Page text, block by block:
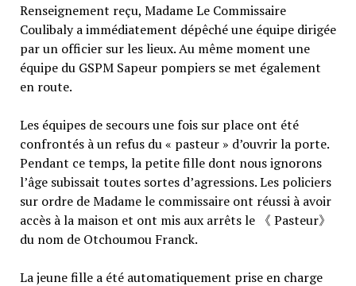
Renseignement reçu, Madame Le Commissaire
Coulibaly a immédiatement dépêché une équipe dirigée
par un officier sur les lieux. Au même moment une
équipe du GSPM Sapeur pompiers se met également
en route.
Les équipes de secours une fois sur place ont été
confrontés à un refus du « pasteur » d’ouvrir la porte.
Pendant ce temps, la petite fille dont nous ignorons
l’âge subissait toutes sortes d’agressions. Les policiers
sur ordre de Madame le commissaire ont réussi à avoir
accès à la maison et ont mis aux arrêts le 《 Pasteur》
du nom de Otchoumou Franck.
La jeune fille a été automatiquement prise en charge